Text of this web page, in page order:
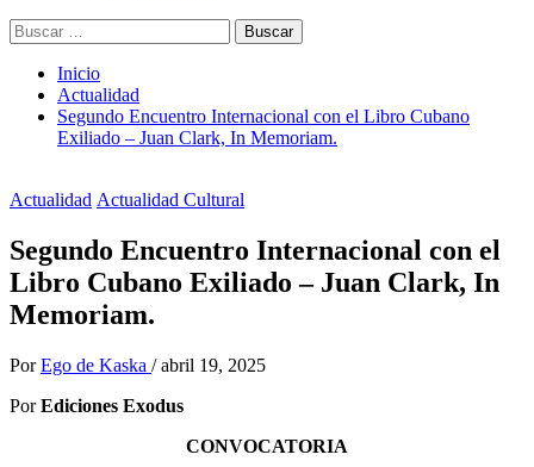
Buscar:
Inicio
Actualidad
Segundo Encuentro Internacional con el Libro Cubano
Exiliado – Juan Clark, In Memoriam.
Actualidad Actualidad Cultural
Segundo Encuentro Internacional con el
Libro Cubano Exiliado – Juan Clark, In
Memoriam.
Por Ego de Kaska / abril 19, 2025
PorEdiciones Exodus
CONVOCATORIA